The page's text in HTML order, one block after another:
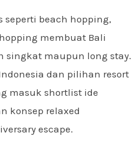
beach hopping,
membuat Bali
singkat maupun long stay.
dan pilihan resort
masuk shortlist ide
konsep relaxed
escape.